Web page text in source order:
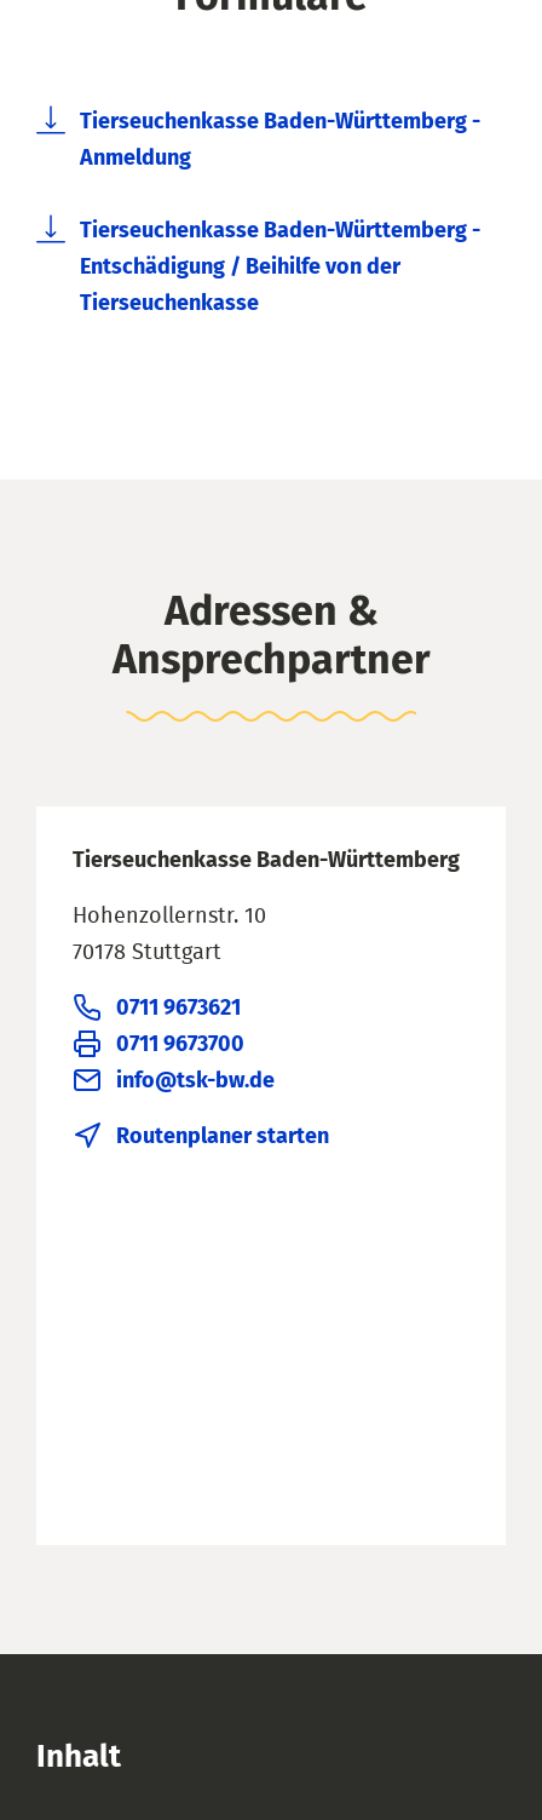
Tierseuchenkasse Baden-Württemberg -
Anmeldung
Tierseuchenkasse Baden-Württemberg -
Entschädigung / Beihilfe von der
Tierseuchenkasse
Adressen &
Ansprechpartner
Tierseuchenkasse Baden-Württemberg
Hohenzollernstr. 10
70178 Stuttgart
0711 9673621
0711 9673700
info@tsk-bw.de
Routenplaner starten
Inhalt